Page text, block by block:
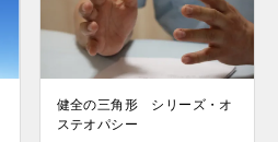
健全の三角形 シリーズ・オ
ステオパシー